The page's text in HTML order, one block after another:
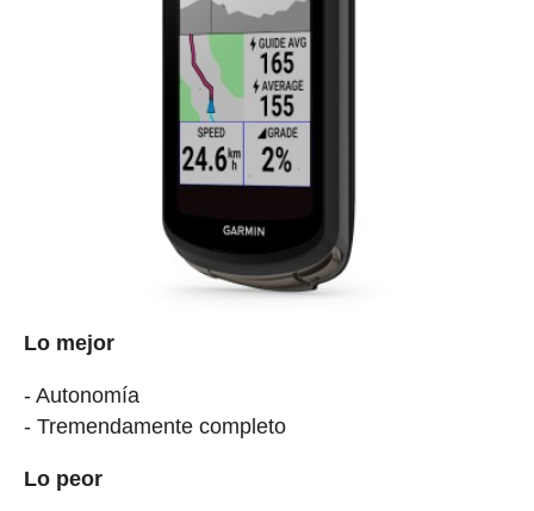
Lo mejor
- Autonomía
- Tremendamente completo
Lo peor